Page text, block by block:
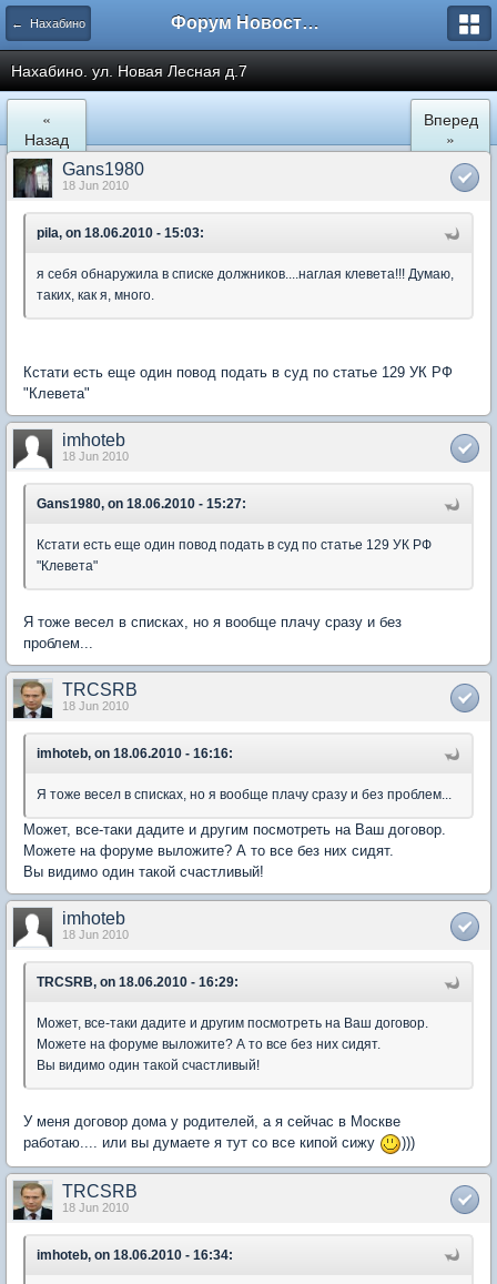
← Нахабино Форум Новостройки
Нахабино. ул. Новая Лесная д.7
«
Назад
Вперед
»
Gans1980
18 Jun 2010
pila, on 18.06.2010 - 15:03:
я себя обнаружила в списке должников....наглая клевета!!! Думаю,
таких, как я, много.
Кстати есть еще один повод подать в суд по статье 129 УК РФ
"Клевета"
imhoteb
18 Jun 2010
Gans1980, on 18.06.2010 - 15:27:
Кстати есть еще один повод подать в суд по статье 129 УК РФ
"Клевета"
Я тоже весел в списках, но я вообще плачу сразу и без
проблем...
TRCSRB
18 Jun 2010
imhoteb, on 18.06.2010 - 16:16:
Я тоже весел в списках, но я вообще плачу сразу и без проблем...
Может, все-таки дадите и другим посмотреть на Ваш договор.
Можете на форуме выложите? А то все без них сидят.
Вы видимо один такой счастливый!
imhoteb
18 Jun 2010
TRCSRB, on 18.06.2010 - 16:29:
Может, все-таки дадите и другим посмотреть на Ваш договор.
Можете на форуме выложите? А то все без них сидят.
Вы видимо один такой счастливый!
У меня договор дома у родителей, а я сейчас в Москве
работаю.... или вы думаете я тут со все кипой сижу
)))
TRCSRB
18 Jun 2010
imhoteb, on 18.06.2010 - 16:34: